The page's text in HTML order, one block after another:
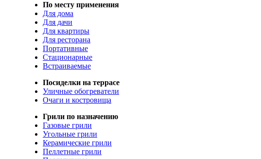
По месту применения
Для дома
Для дачи
Для квартиры
Для ресторана
Портативные
Стационарные
Встраиваемые
Посиделки на террасе
Уличные обогреватели
Очаги и костровища
Грили по назначению
Газовые грили
Угольные грили
Керамические грили
Пеллетные грили